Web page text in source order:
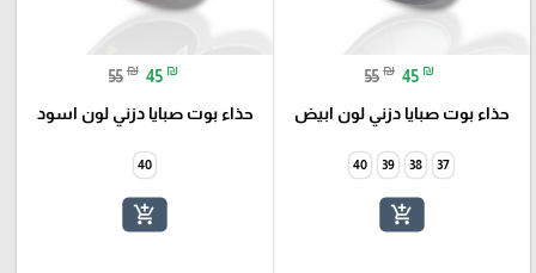
55 ₪ 45 ₪
حذاء بوت صبايا دزني لون ابيض
37
38
39
40
add_shopping_cart
55 ₪ 45 ₪
حذاء بوت صبايا دزني لون اسود
40
add_shopping_cart